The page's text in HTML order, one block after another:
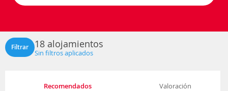
Filtrar 18 alojamientos
Sin filtros aplicados
Recomendados Valoración